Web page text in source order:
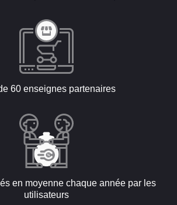
60 enseignes partenaires
en moyenne chaque année par les
utilisateurs